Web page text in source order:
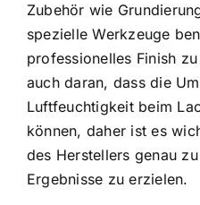
Zubehör wie
spezielle Werkzeuge
professionelles Finish
auch daran, dass die
Luftfeuchtigkeit beim
können, daher ist es
des Herstellers genau
Ergebnisse zu erzielen.